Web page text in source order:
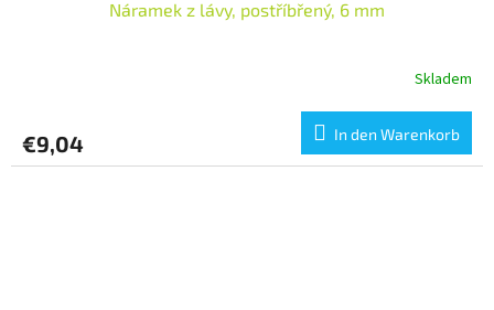
Náramek z lávy, postříbřený, 6 mm
Skladem
€9,04 In den Warenkorb